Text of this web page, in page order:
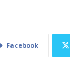
Facebook